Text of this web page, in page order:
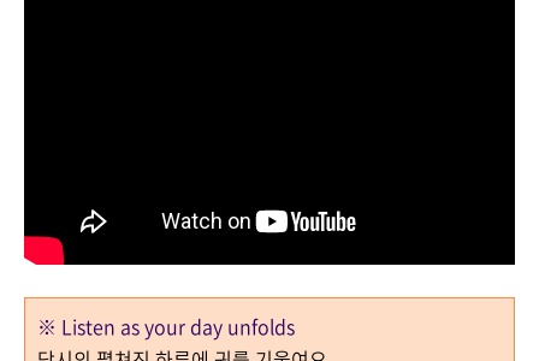
※ Listen as your day unfolds